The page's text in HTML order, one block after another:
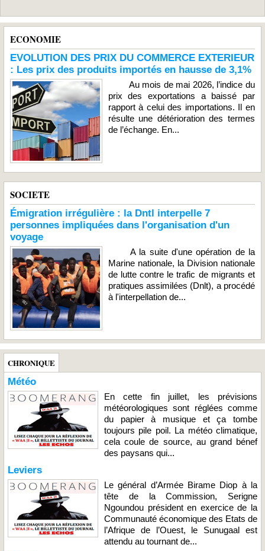
ECONOMIE
EVOLUTION DES PRIX DU COMMERCE EXTERIEUR
: Les prix des produits importés en hausse de 3,1%
Au mois de mai 2026, l’indice du
prix des exportations a baissé par
rapport à celui des importations. Il en
résulte une détérioration des termes
de l’échange. En...
SOCIETE
Émigration irrégulière : la Dntl interpelle 7
personnes impliquées dans l'organisation d'un
voyage
A la suite d'une opération de la
Marine nationale, la Division nationale
de lutte contre le trafic de migrants et
pratiques assimilées (Dnlt), a procédé
à l'interpellation de...
CHRONIQUE
Météo
En cette fin juillet, les prévisions
météorologiques sont réglées comme
du papier à musique et ça tombe
toujours pile poil. La météo climatique,
cela coule de source, au grand bénef
des paysans qui...
Leviers
Le général d’Armée Birame Diop à la
tête de la Commission, Serigne
Ngoundou président en exercice de la
Communauté économique des Etats de
l’Afrique de l’Ouest, le Sunugaal est
attendu au tournant de...